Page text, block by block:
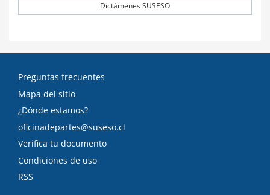
Dictámenes SUSESO
Preguntas frecuentes
Mapa del sitio
¿Dónde estamos?
oficinadepartes@suseso.cl
Verifica tu documento
Condiciones de uso
RSS